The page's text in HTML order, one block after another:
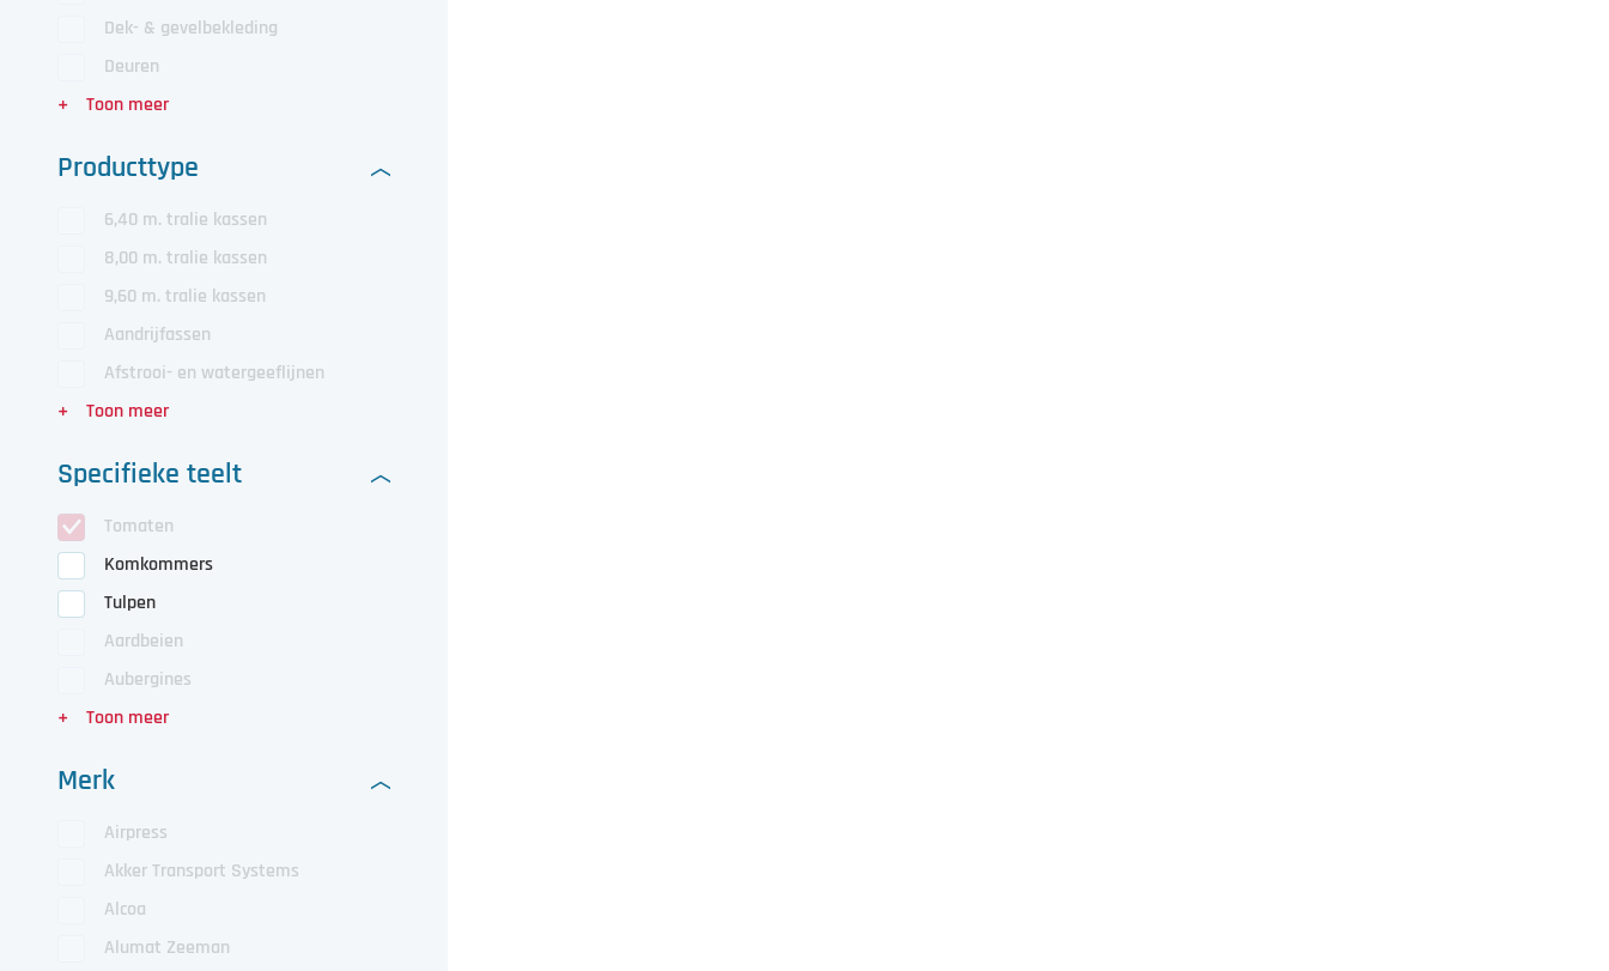
Dek- & gevelbekleding
Deuren
Producttype
6,40 m. tralie kassen
8,00 m. tralie kassen
9,60 m. tralie kassen
Aandrijfassen
Afstrooi- en watergeeflijnen
Specifieke teelt
Tomaten
Komkommers
Tulpen
Aardbeien
Aubergines
Merk
Airpress
Akker Transport Systems
Alcoa
Alumat Zeeman